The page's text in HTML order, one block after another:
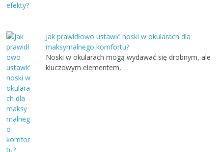
Jak prawidłowo ustawić noski w okularach dla
maksymalnego komfortu?
Noski w okularach mogą wydawać się drobnym, ale
kluczowym elementem, …